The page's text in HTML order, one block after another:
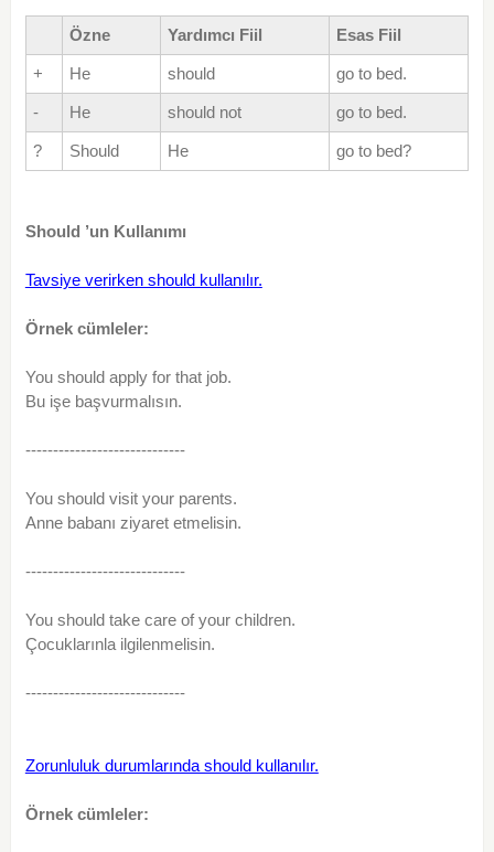
Özne Yardımcı Fiil Esas Fiil
+ He should go to bed.
- He should not go to bed.
? Should He go to bed?
Should ’un Kullanımı
Tavsiye verirken should kullanılır.
Örnek cümleler:
You should apply for that job.
Bu işe başvurmalısın.
-----------------------------
You should visit your parents.
Anne babanı ziyaret etmelisin.
-----------------------------
You should take care of your children.
Çocuklarınla ilgilenmelisin.
-----------------------------
Zorunluluk durumlarında should kullanılır.
Örnek cümleler: